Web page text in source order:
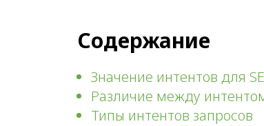
Содержание
Значение интентов для
Различие между
Типы интентов запросов